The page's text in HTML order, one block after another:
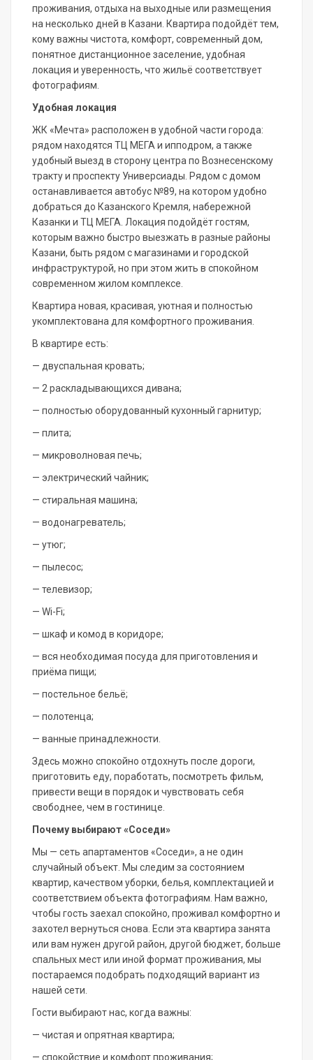
проживания, отдыха на выходные или размещения
на несколько дней в Казани. Квартира подойдёт тем,
кому важны чистота, комфорт, современный дом,
понятное дистанционное заселение, удобная
локация и уверенность, что жильё соответствует
фотографиям.
Удобная локация
ЖК «Мечта» расположен в удобной части города:
рядом находятся ТЦ МЕГА и ипподром, а также
удобный выезд в сторону центра по Вознесенскому
тракту и проспекту Универсиады. Рядом с домом
останавливается автобус №89, на котором удобно
добраться до Казанского Кремля, набережной
Казанки и ТЦ МЕГА. Локация подойдёт гостям,
которым важно быстро выезжать в разные районы
Казани, быть рядом с магазинами и городской
инфраструктурой, но при этом жить в спокойном
современном жилом комплексе.
Квартира новая, красивая, уютная и полностью
укомплектована для комфортного проживания.
В квартире есть:
— двуспальная кровать;
— 2 раскладывающихся дивана;
— полностью оборудованный кухонный гарнитур;
— плита;
— микроволновая печь;
— электрический чайник;
— стиральная машина;
— водонагреватель;
— утюг;
— пылесос;
— телевизор;
— Wi-Fi;
— шкаф и комод в коридоре;
— вся необходимая посуда для приготовления и
приёма пищи;
— постельное бельё;
— полотенца;
— ванные принадлежности.
Здесь можно спокойно отдохнуть после дороги,
приготовить еду, поработать, посмотреть фильм,
привести вещи в порядок и чувствовать себя
свободнее, чем в гостинице.
Почему выбирают «Соседи»
Мы — сеть апартаментов «Соседи», а не один
случайный объект. Мы следим за состоянием
квартир, качеством уборки, белья, комплектацией и
соответствием объекта фотографиям. Нам важно,
чтобы гость заехал спокойно, проживал комфортно и
захотел вернуться снова. Если эта квартира занята
или вам нужен другой район, другой бюджет, больше
спальных мест или иной формат проживания, мы
постараемся подобрать подходящий вариант из
нашей сети.
Гости выбирают нас, когда важны:
— чистая и опрятная квартира;
— спокойствие и комфорт проживания;